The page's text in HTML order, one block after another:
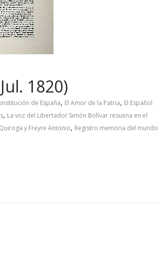
1820)
de España, El Amor de la Patria, El Español
, La voz del Libertador Simón Bolívar resuena en el
Quiroga y Freyre Antonio, Registro memoria del mundo